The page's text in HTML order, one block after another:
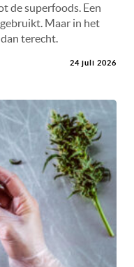
de superfoods. Een
Maar in het
terecht.
24 juli 2026